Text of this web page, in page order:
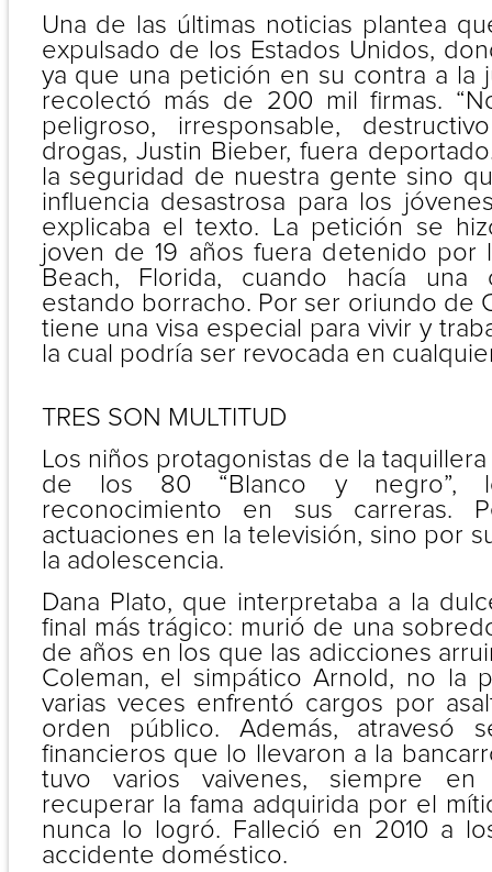
Una de las últimas noticias plantea
expulsado de los Estados Unidos,
ya que una petición en su contra a la
recolectó más de 200 mil firmas.
peligroso, irresponsable,
drogas, Justin Bieber, fuera
la seguridad de nuestra gente sino
influencia desastrosa para los
explicaba el texto. La petición se
joven de 19 años fuera detenido por
Beach, Florida, cuando hacía una
estando borracho. Por ser oriundo de
tiene una visa especial para vivir y
la cual podría ser revocada en
TRES SON MULTITUD
Los niños protagonistas de la
de los 80 “Blanco y negro”,
reconocimiento en sus carreras.
actuaciones en la televisión, sino por
la adolescencia.
Dana Plato, que interpretaba a la
final más trágico: murió de una
de años en los que las adicciones
Coleman, el simpático Arnold, no la
varias veces enfrentó cargos por
orden público. Además, atravesó
financieros que lo llevaron a la
tuvo varios vaivenes, siempre
recuperar la fama adquirida por el
nunca lo logró. Falleció en 2010 a
accidente doméstico.